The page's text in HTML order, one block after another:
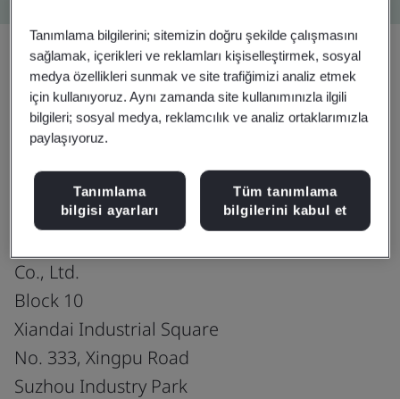
Paylaşın:
ISO 45001:2018
Co., Ltd.
Block 10
Xiandai Industrial Square
No. 333, Xingpu Road
Suzhou Industry Park
Tanımlama bilgilerini; sitemizin doğru şekilde çalışmasını
sağlamak, içerikleri ve reklamları kişiselleştirmek, sosyal
medya özellikleri sunmak ve site trafiğimizi analiz etmek
için kullanıyoruz. Aynı zamanda site kullanımınızla ilgili
bilgileri; sosyal medya, reklamcılık ve analiz ortaklarımızla
paylaşıyoruz.
Tanımlama
bilgisi ayarları
Tüm tanımlama
bilgilerini kabul et